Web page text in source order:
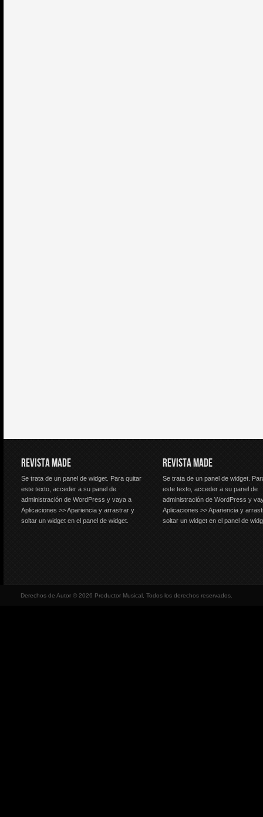
REVISTA MADE
Se trata de un panel de widget. Para quitar
este texto, acceder a su panel de
administración de WordPress y vaya a
Aplicaciones >> Apariencia y arrastrar y
soltar un widget en el panel de widget.
REVISTA MADE
Se trata de un panel de widget.
este texto, acceder a su panel de
administración de WordPress y
Aplicaciones >> Apariencia y
soltar un widget en el panel de
Derechos de Autor © 2026 Productor Musical, Todos los derechos reservados.